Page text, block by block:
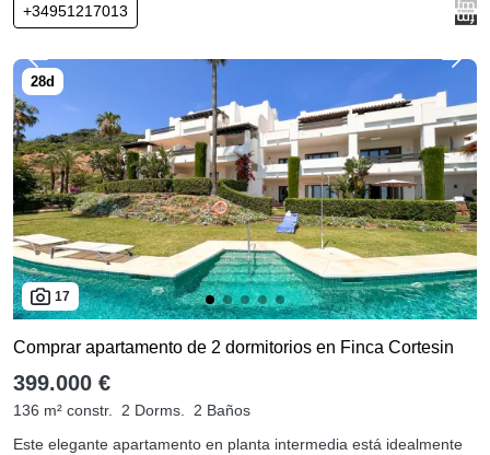
+34951217013
17
Comprar apartamento de 2 dormitorios en Finca Cortesin
399.000 €
136 m² constr. 2 Dorms.
2 Baños
Este elegante apartamento en planta intermedia está idealmente